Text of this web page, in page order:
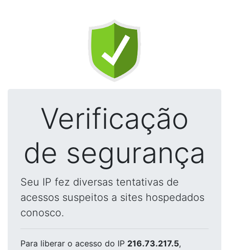
Verificação
de segurança
Seu IP fez diversas tentativas de
acessos suspeitos a sites hospedados
conosco.
Para liberar o acesso do IP 216.73.217.5,